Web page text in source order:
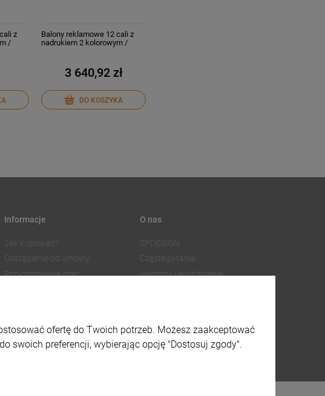
z
/
Balony reklamowe 12 cali z
nadrukiem 2 kolorowym /
3 640,92 zł
DO KOSZYKA
Informacje
Jak kupować?
Odstąpienie od umowy
Przygotowanie prac
Ustawienia plików cookies
O nas
SPDESIGN
Częste pytania
Nagrody i wyróżnienia
X
ofertę do Twoich potrzeb. Możesz zaakceptować
swoich preferencji, wybierając opcję "Dostosuj zgody".